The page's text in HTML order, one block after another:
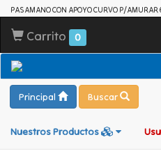
PASAMANO CON APOYO CURVO P/
Carrito 0
Principal Buscar
Nuestros Productos